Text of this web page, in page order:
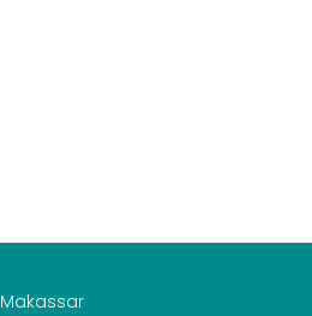
Makassar